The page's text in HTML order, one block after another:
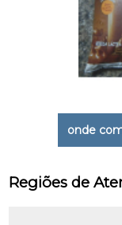
onde
Regiões de